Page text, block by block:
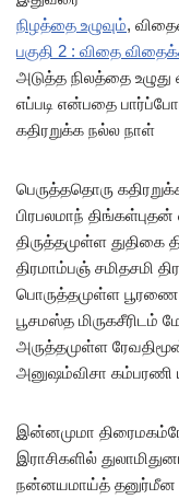
நிழத்தை உழுவும்,
பகுதி 2 : விதை
அடுத்த நிலத்தை
எப்படி என்பதை
கதிரறுக்க நல்ல நாள்
பெருத்ததொரு
பிரபலமாந்
திருத்தமுள்ள துதிகை
திரமாம்பஞ் சமிதசமி
பொருத்தமுள்ள
பூசமஸ்த
அருத்தமுள்ள
அனுஷம்விசா
இன்னமுமா
இராசிகளில்
நன்னயமாய்த் தனுர்மீன